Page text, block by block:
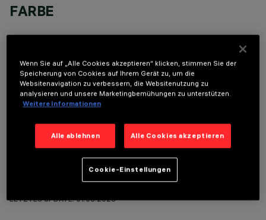
FARBE
OPTIONALE KOMPONENTEN
TECHNISCHE DATEN
LETZTES UPDATE: 01.08.2026
Wenn Sie auf „Alle Cookies akzeptieren“ klicken, stimmen Sie der
Speicherung von Cookies auf Ihrem Gerät zu, um die
Websitenavigation zu verbessern, die Websitenutzung zu
analysieren und unsere Marketingbemühungen zu unterstützen.
Weitere Informationen
Alle ablehnen Alle Cookies akzeptieren
Cookie-Einstellungen